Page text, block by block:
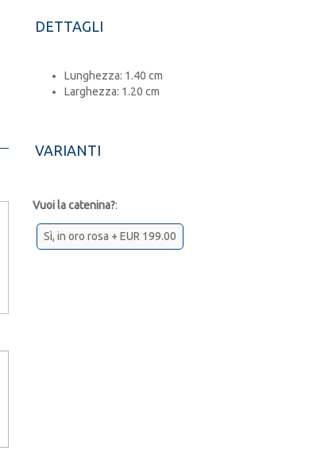
DETTAGLI
Lunghezza: 1.40 cm
Larghezza: 1.20 cm
VARIANTI
Vuoi la catenina?:
Sì, in oro rosa + EUR 199.00